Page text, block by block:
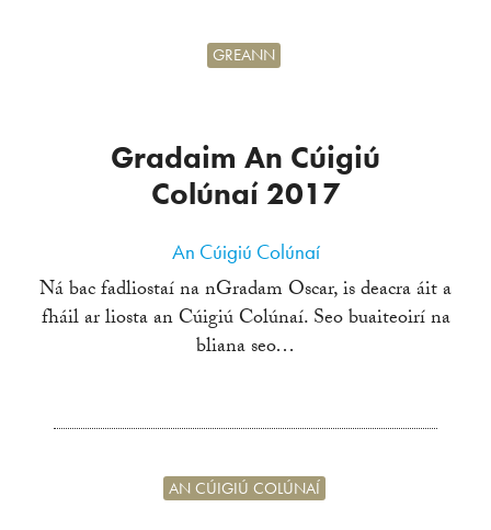
Gradaim An Cúigiú
Colúnaí 2017
GREANN
An Cúigiú Colúnaí
Ná bac fadliostaí na nGradam Oscar, is deacra áit a
fháil ar liosta an Cúigiú Colúnaí. Seo buaiteoirí na
bliana seo…
AN CÚIGIÚ COLÚNAÍ